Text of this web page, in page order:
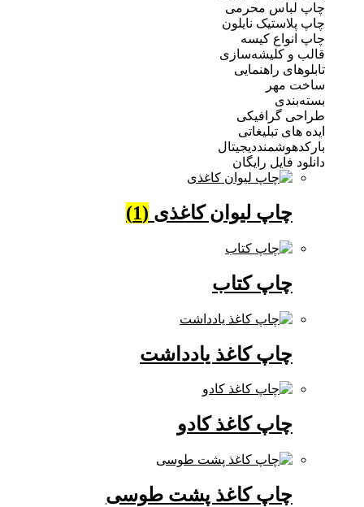
محرمی
نایلون
کیسه
کلیشه‌سازی
راهنمایی
گرافیکی
تبلیغاتی
فایل رایگان
چاپ لیوان کاغذی(1)
چاپ کتاب
چاپ کاغذ یادداشت
چاپ کاغذ کادو
چاپ کاغذ پشت طوسی